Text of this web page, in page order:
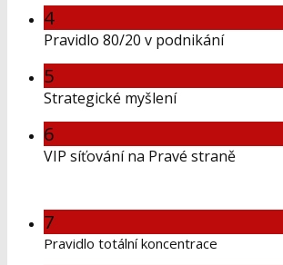
4
Pravidlo 80/20 v podnikání
5
Strategické myšlení
6
VIP síťování na Pravé straně
7
Pravidlo totální koncentrace